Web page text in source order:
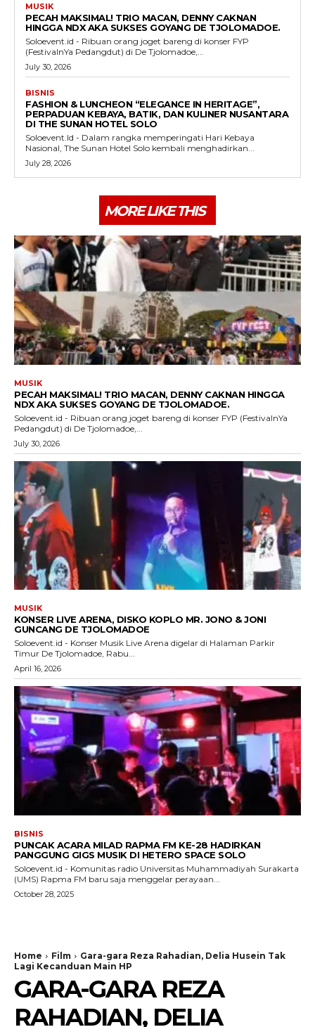
MUSIK
PECAH MAKSIMAL! TRIO MACAN, DENNY CAKNAN
HINGGA NDX AKA SUKSES GOYANG DE TJOLOMADOE.
Soloevent.id - Ribuan orang joget bareng di konser FYP
(FestivalnYa Pedangdut) di De Tjolomadoe,...
July 30, 2026
BISNIS
FASHION & LUNCHEON “ELEGANCE IN HERITAGE”,
PERPADUAN KEBAYA, BATIK, DAN KULINER NUSANTARA
DI THE SUNAN HOTEL SOLO
Soloevent.Id - Dalam rangka memperingati Hari Kebaya
Nasional, The Sunan Hotel Solo kembali menghadirkan...
July 28, 2026
MORE LIKE THIS
MUSIK
PECAH MAKSIMAL! TRIO MACAN, DENNY CAKNAN HINGGA
NDX AKA SUKSES GOYANG DE TJOLOMADOE.
Soloevent.id - Ribuan orang joget bareng di konser FYP (FestivalnYa
Pedangdut) di De Tjolomadoe,...
July 30, 2026
MUSIK
KONSER LIVE ARENA, DISKO KOPLO MR. JONO & JONI
GUNCANG DE TJOLOMADOE
Soloevent.id - Konser Musik Live Arena digelar di Halaman Parkir
Timur De Tjolomadoe, Rabu...
April 16, 2026
BISNIS
PUNCAK ACARA MILAD RAPMA FM KE-28 HADIRKAN
PANGGUNG GIGS MUSIK DI HETERO SPACE SOLO
Soloevent.id - Komunitas radio Universitas Muhammadiyah Surakarta
(UMS) Rapma FM baru saja menggelar perayaan...
October 28, 2025